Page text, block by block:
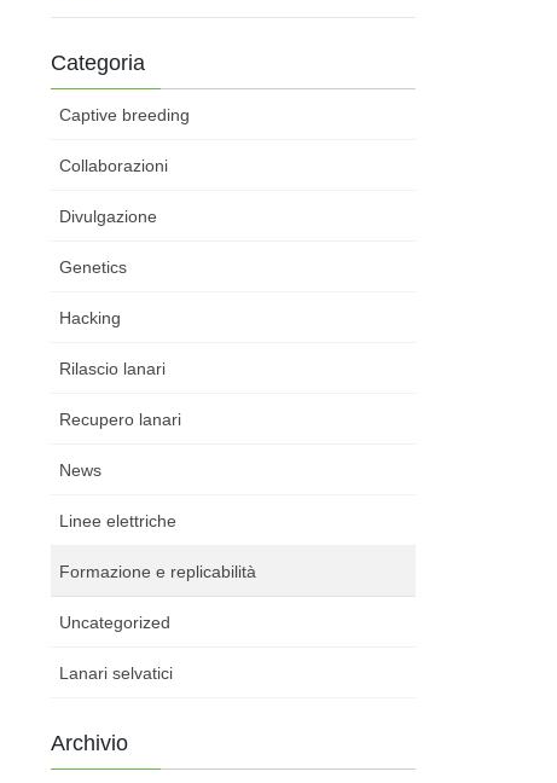
Categoria
Captive breeding
Collaborazioni
Divulgazione
Genetics
Hacking
Rilascio lanari
Recupero lanari
News
Linee elettriche
Formazione e replicabilità
Uncategorized
Lanari selvatici
Archivio